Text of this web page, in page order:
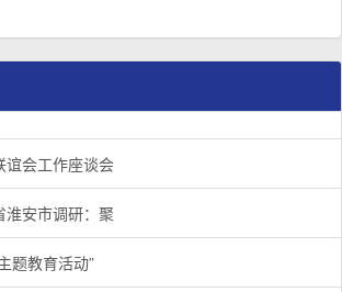
家联谊会工作座谈会在宁召开
苏省淮安市调研：聚焦民革党员之家建设管
开“主题教育活动” 领导班子民主生活会
谊会工作座谈会
安市调研：聚
题教育活动”